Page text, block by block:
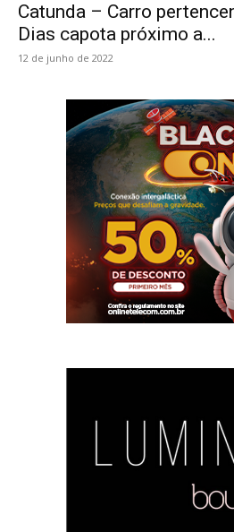
Catunda – Carro
Dias capota próximo a...
12 de junho de 2022